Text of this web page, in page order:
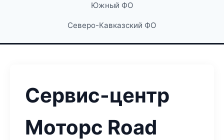
Южный ФО
Северо-Кавказский ФО
Сервис-центр
Моторс Road